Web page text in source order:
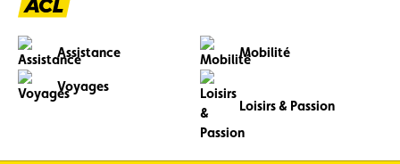
Assistance Mobilité
Voyages
Loisirs & Passion